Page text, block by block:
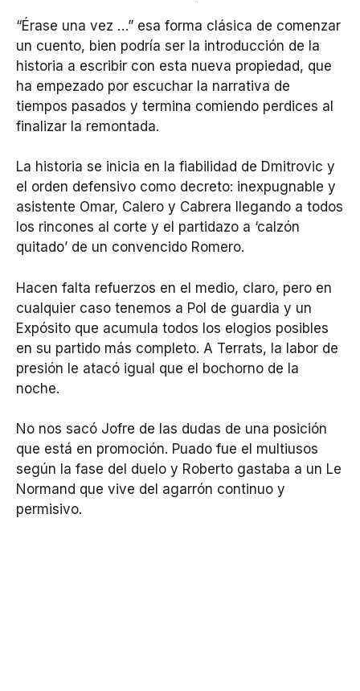
“Érase una vez …” esa forma clásica de comenzar
un cuento, bien podría ser la introducción de la
historia a escribir con esta nueva propiedad, que
ha empezado por escuchar la narrativa de
tiempos pasados y termina comiendo perdices al
finalizar la remontada.
La historia se inicia en la fiabilidad de Dmitrovic y
el orden defensivo como decreto: inexpugnable y
asistente Omar, Calero y Cabrera llegando a todos
los rincones al corte y el partidazo a ‘calzón
quitado’ de un convencido Romero.
Hacen falta refuerzos en el medio, claro, pero en
cualquier caso tenemos a Pol de guardia y un
Expósito que acumula todos los elogios posibles
en su partido más completo. A Terrats, la labor de
presión le atacó igual que el bochorno de la
noche.
No nos sacó Jofre de las dudas de una posición
que está en promoción. Puado fue el multiusos
según la fase del duelo y Roberto gastaba a un Le
Normand que vive del agarrón continuo y
permisivo.